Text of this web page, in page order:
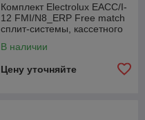
Комплект Electrolux EACC/I-
12 FMI/N8_ERP Free match
сплит-системы, кассетного
В наличии
Цену уточняйте